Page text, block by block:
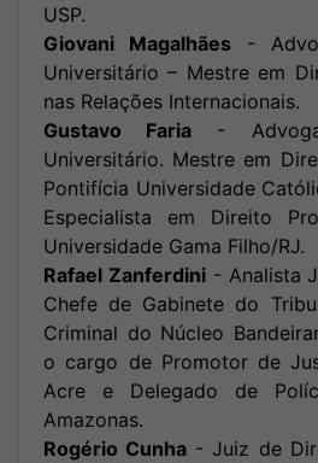
USP.
Giovani Magalhães -
Universitário – Mestre em
nas Relações Internacionais.
Gustavo Faria -
Universitário. Mestre em
Pontifícia Universidade
Especialista em Direito
Universidade Gama Filho/RJ.
Rafael Zanferdini- Analista
Chefe de Gabinete do
Criminal do Núcleo
o cargo de Promotor de
Acre e Delegado de
Amazonas.
Rogério Cunha - Juiz de